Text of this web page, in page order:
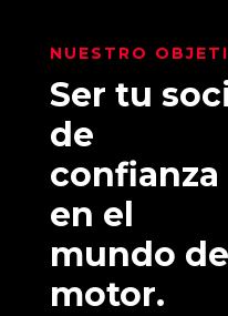
NUESTRO
Ser tu
de
confianza
en el
mundo
motor.